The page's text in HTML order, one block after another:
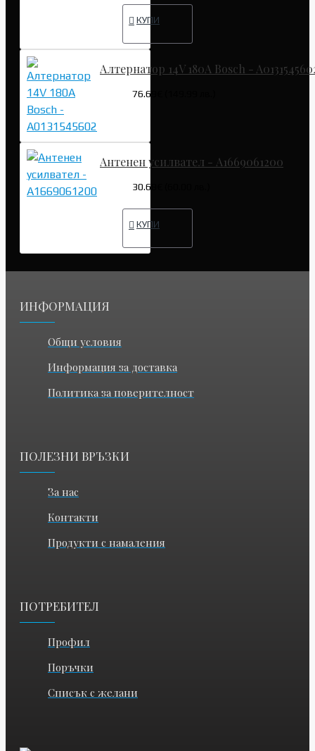
КУПИ
Алтернатор 14V 180A Bosch -
76.69€ (149.99 лв.)
Антенен усилвател - A1669061200
30.68€ (60.00 лв.)
КУПИ
ИНФОРМАЦИЯ
Общи условия
Информация за доставка
Политика за поверителност
ПОЛЕЗНИ ВРЪЗКИ
За нас
Контакти
Продукти с намаления
ПОТРЕБИТЕЛ
Профил
Поръчки
Списък с желани